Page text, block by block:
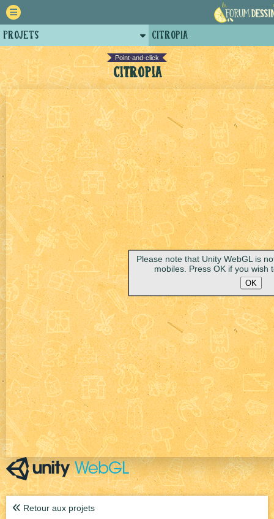
Point-and-click
Citropia
Please note that Unity WebGL is
mobiles. Press OK if you wish
OK
Retour aux projets
Projets
Retour
Forum
Auteurs
Tutoriels
Citropia